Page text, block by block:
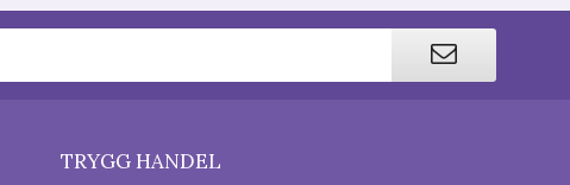
TRYGG HANDEL